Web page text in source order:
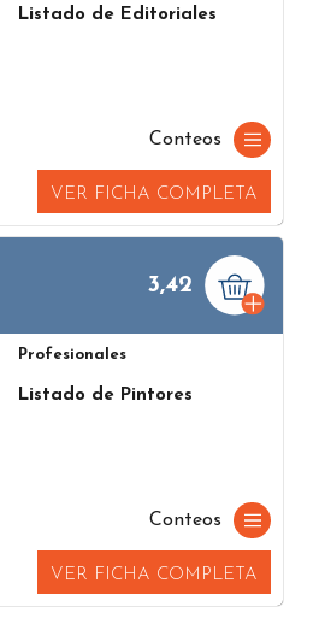
Listado de Editoriales
Conteos
VER FICHA COMPLETA
3,42
Profesionales
Listado de Pintores
Conteos
VER FICHA COMPLETA